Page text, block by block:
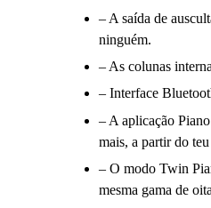
– A saída de
ninguém.
– As colunas
– Interface
– A aplicação
mais, a partir do
– O modo Twin
mesma gama de